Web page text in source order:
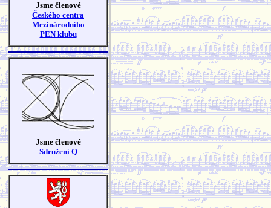
Jsme členové
Českého centra
Mezinárodního
PEN klubu
Jsme členové
Sdružení Q